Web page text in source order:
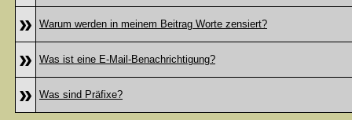
» Warum werden in meinem Beitrag Worte zensiert?
» Was ist eine E-Mail-Benachrichtigung?
» Was sind Präfixe?